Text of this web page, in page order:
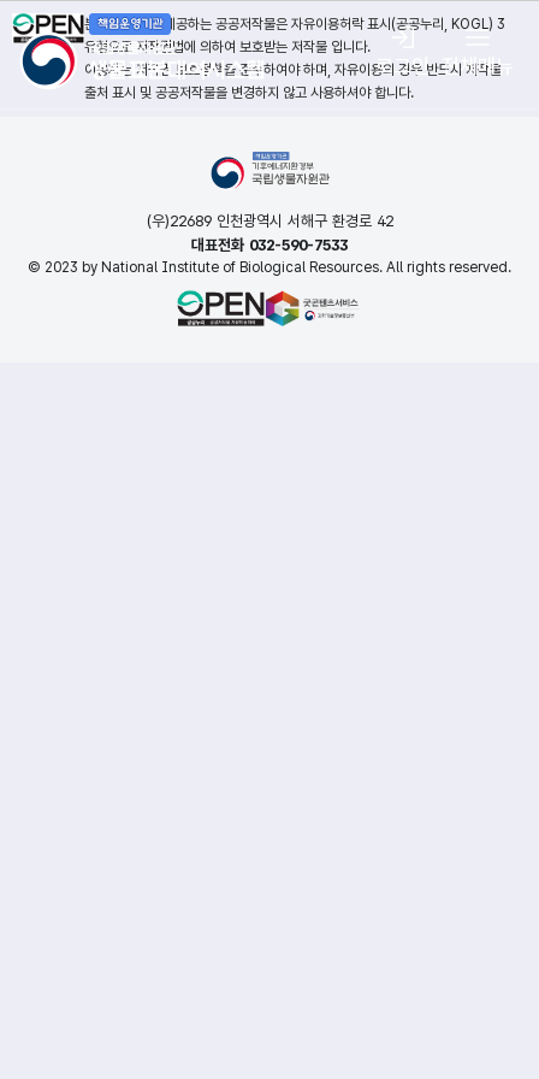
로그인 전체메뉴
본 누리집에서 제공하는 공공저작물은 자유이용허락 표시(공공누리, KOGL) 3
유형으로 저작권법에 의하여 보호받는 저작물 입니다.
이용자는 저작권 보호정책을 준수하여야 하며, 자유이용의 경우 반드시 저작물
출처 표시 및 공공저작물을 변경하지 않고 사용하셔야 합니다.
(우)22689 인천광역시 서해구 환경로 42
대표전화 032-590-7533
© 2023 by National Institute of Biological Resources. All rights reserved.